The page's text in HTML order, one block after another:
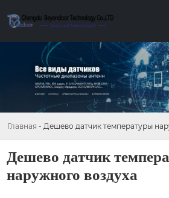
Главная - Дешево датчик температуры
Дешево датчик
наружного воздуха